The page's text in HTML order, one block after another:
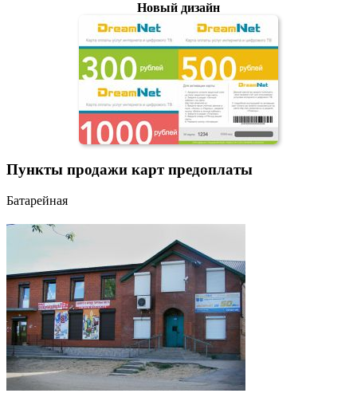
Новый дизайн
Пункты продажи карт предоплаты
Батарейная